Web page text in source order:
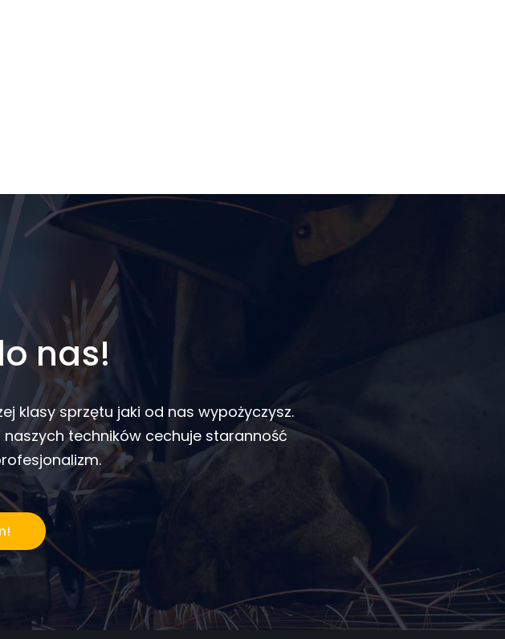
nas!
klasy sprzętu jaki od nas wypożyczysz.
naszych techników cechuje staranność